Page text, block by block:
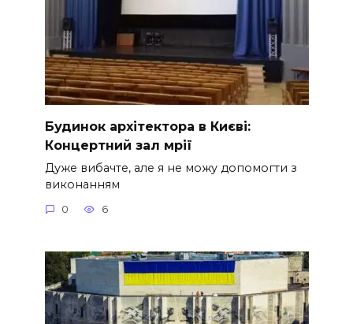
Будинок архітектора в Києві:
Концертний зал мрії
Дуже вибачте, але я не можу допомогти з
виконанням
0 6